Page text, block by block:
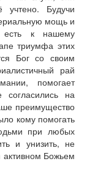
Будучи
мощь и
есть к нашему
триумфа этих
Бог со своим
рай
помогает
на
преимущество
кому помогать
при любых
и унизить, не
Божьем